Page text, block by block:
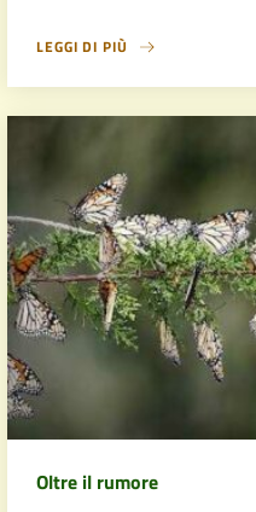
LEGGI DI PIÙ
Oltre il rumore